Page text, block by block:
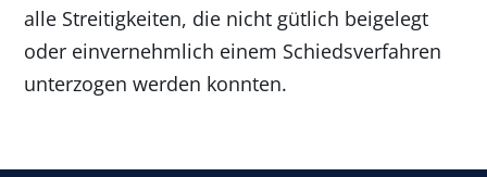
alle Streitigkeiten, die nicht gütlich beigelegt
oder einvernehmlich einem Schiedsverfahren
unterzogen werden konnten.